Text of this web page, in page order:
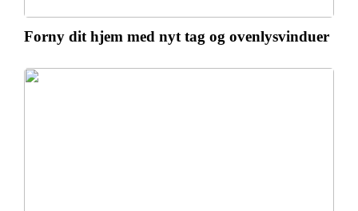
Forny dit hjem med nyt tag og ovenlysvinduer